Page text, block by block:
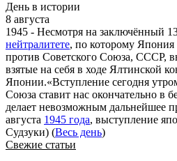
День в истории
8 августа
1945 - Несмотря на заключённый
нейтралитете, по которому Япония
против Советского Союза, СССР,
взятые на себя в ходе Ялтинской
Японии.«Вступление сегодня
Союза ставит нас окончательно в
делает невозможным дальнейшее
августа 1945 года, выступление
Судзуки) (Весь день)
Свежие статьи